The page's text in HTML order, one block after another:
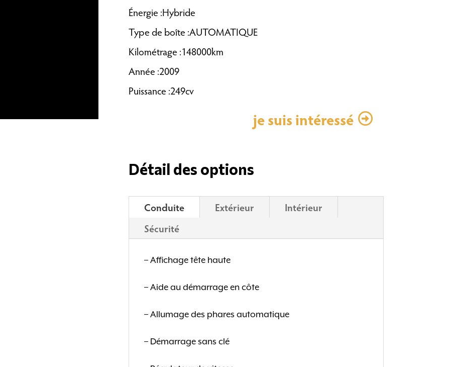
Énergie :Hybride
Type de boîte :AUTOMATIQUE
Kilométrage :148000km
Année :2009
Puissance :249cv
je suis intéressé
Détail des options
Conduite Extérieur
Intérieur
Sécurité
– Affichage tête haute
– Aide au démarrage en côte
– Allumage des phares automatique
– Démarrage sans clé